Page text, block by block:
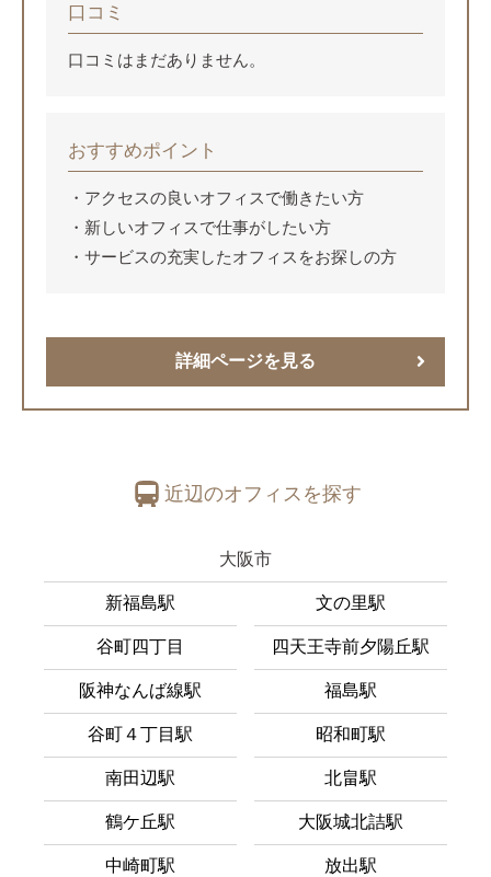
口コミ
口コミはまだありません。
おすすめポイント
アクセスの良いオフィスで働きたい方
新しいオフィスで仕事がしたい方
サービスの充実したオフィスをお探しの方
詳細ページを見る
近辺のオフィスを探す
大阪市
新福島駅 文の里駅
谷町四丁目 四天王寺前夕陽丘駅
阪神なんば線駅 福島駅
谷町４丁目駅 昭和町駅
南田辺駅 北畠駅
鶴ケ丘駅 大阪城北詰駅
中崎町駅 放出駅